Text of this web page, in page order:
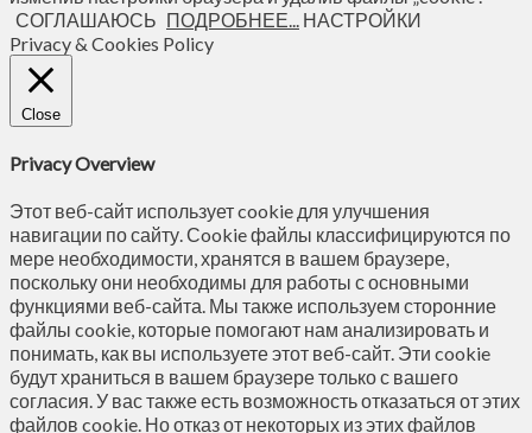
СОГЛАШАЮСЬ ПОДРОБНЕЕ...
НАСТРОЙКИ
Privacy & Cookies Policy
Close
Privacy Overview
Этот веб-сайт использует cookie для улучшения
навигации по сайту. Сookie файлы классифицируются по
мере необходимости, хранятся в вашем браузере,
поскольку они необходимы для работы с основными
функциями веб-сайта. Мы также используем сторонние
файлы cookie, которые помогают нам анализировать и
понимать, как вы используете этот веб-сайт. Эти cookie
будут храниться в вашем браузере только с вашего
согласия. У вас также есть возможность отказаться от этих
файлов cookie. Но отказ от некоторых из этих файлов